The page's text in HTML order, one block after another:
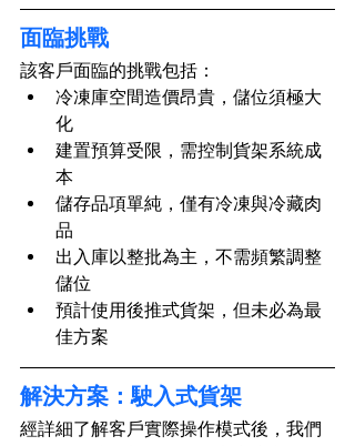
面臨挑戰
該客戶面臨的挑戰包括：
冷凍庫空間造價昂貴，儲位須極大
化
建置預算受限，需控制貨架系統成
本
儲存品項單純，僅有冷凍與冷藏肉
品
出入庫以整批為主，不需頻繁調整
儲位
預計使用後推式貨架，但未必為最
佳方案
解決方案：駛入式貨架
經詳細了解客戶實際操作模式後，我們